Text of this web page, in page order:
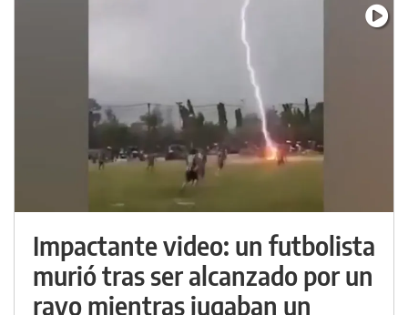
Impactante video: un futbolista
murió tras ser alcanzado por un
rayo mientras jugaban un